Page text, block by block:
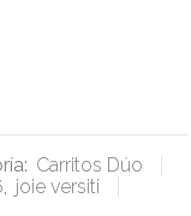
Carritos Dúo
, joie versiti